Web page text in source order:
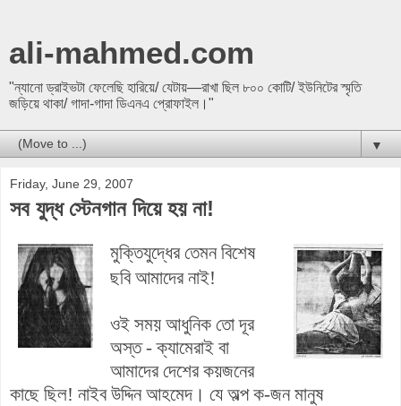
ali-mahmed.com
"ন্যানো ড্রাইভটা ফেলেছি হারিয়ে/ যেটায়—রাখা ছিল ৮০০ কোটি/ ইউনিটের স্মৃতি
জড়িয়ে থাকা/ গাদা-গাদা ডিএনএ প্রোফাইল।"
▼
Friday, June 29, 2007
সব যুদ্ধ স্টেনগান দিয়ে হয় না!
মুক্তিযুদ্ধের তেমন বিশেষ
ছবি আমাদের নাই!
ওই সময় আধুনিক তো দূর
অস্ত - ক্যামেরাই বা
আমাদের দেশের কয়জনের
কাছে ছিল! নাইব উদ্দিন আহমেদ। যে অল্প ক-জন মানুষ